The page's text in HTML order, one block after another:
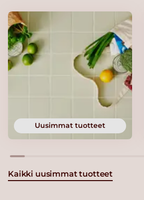
Uusimmat tuotteet
Kaikki uusimmat tuotteet